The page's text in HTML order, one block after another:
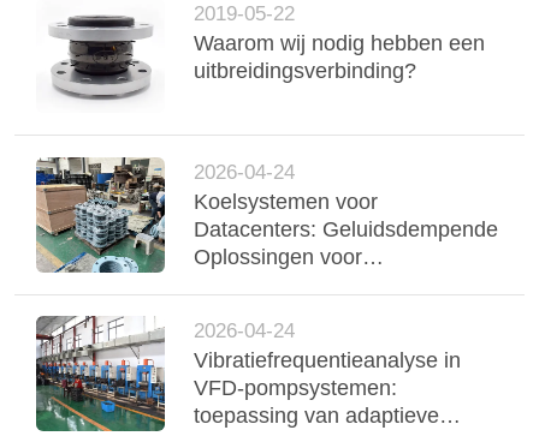
2019-05-22
Waarom wij nodig hebben een
uitbreidingsverbinding?
2026-04-24
Koelsystemen voor
Datacenters: Geluidsdempende
Oplossingen voor
2026-04-24
Vibratiefrequentieanalyse in
VFD-pompsystemen:
toepassing van adaptieve